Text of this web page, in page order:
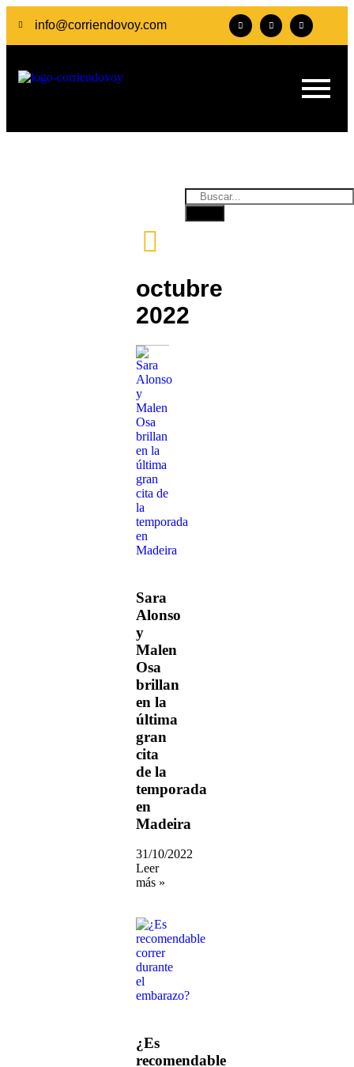
info@corriendovoy.com
octubre
2022
Sara
Alonso
y
Malen
Osa
brillan
en la
última
gran
cita
de la
temporada
en
Madeira
31/10/2022
Leer
más »
¿Es
recomendable